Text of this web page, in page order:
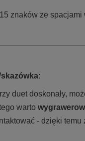
znaków ze
duet doskonały,
warto
- dzięki